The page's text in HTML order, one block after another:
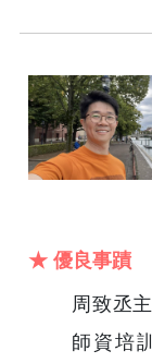
★ 優良事蹟
周致丞
師資培